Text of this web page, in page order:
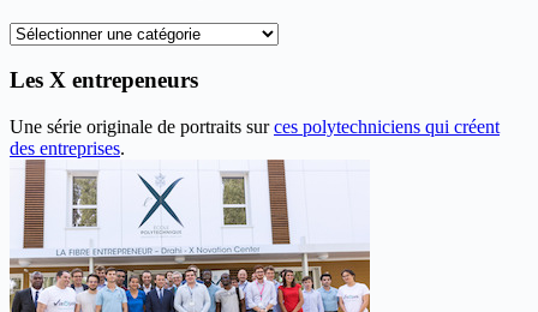
Recherche
Les X entrepeneurs
Une série originale de portraits surces polytechniciens qui créent
des entreprises.